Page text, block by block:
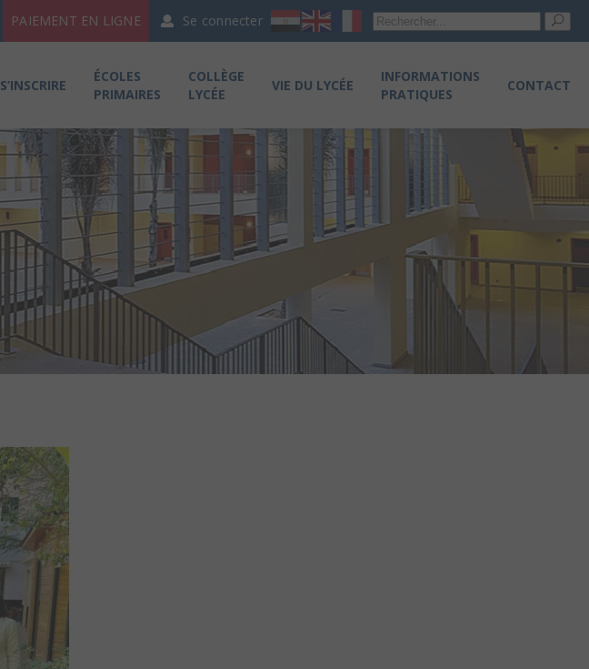
PAIEMENT EN LIGNE Se connecter
S’INSCRIRE
ÉCOLES
PRIMAIRES
COLLÈGE
LYCÉE
VIE DU LYCÉE
INFORMATIONS
PRATIQUES
CONTACT